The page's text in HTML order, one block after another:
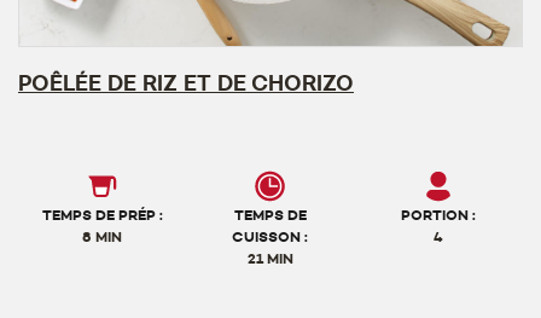
POÊLÉE DE RIZ ET DE CHORIZO
TEMPS DE PRÉP :
8 MIN
TEMPS DE
CUISSON :
21 MIN
PORTION :
4